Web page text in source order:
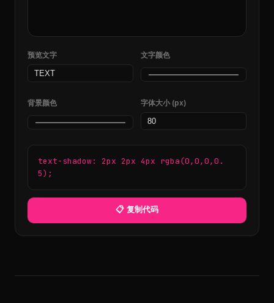
预览文字 文字颜色
背景颜色 字体大小 (px)
text-shadow: 2px 2px 4px rgba(0,0,0,0.
5);
📋 复制代码